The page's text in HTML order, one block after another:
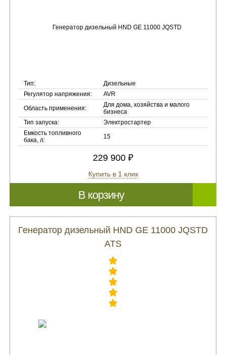
Тип:
Дизельные
Регулятор напряжения:
AVR
Область применения:
Для дома, хозяйства и малого
бизнеса
Тип запуска:
Электростартер
Емкость топливного
бака, л:
15
229 900 ₽
Купить в 1 клик
В корзину
Генератор дизельный HND GE 11000 JQSTD
ATS